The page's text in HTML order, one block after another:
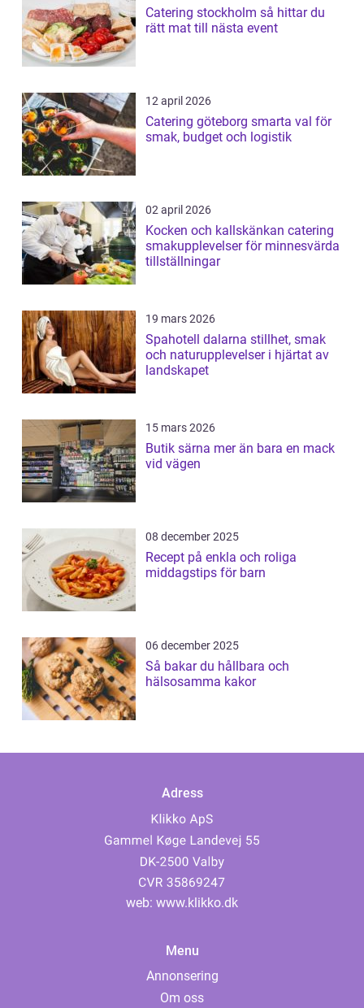
Catering stockholm så hittar du
rätt mat till nästa event
12 april 2026
Catering göteborg smarta val för
smak, budget och logistik
02 april 2026
Kocken och kallskänkan catering
smakupplevelser för minnesvärda
tillställningar
19 mars 2026
Spahotell dalarna stillhet, smak
och naturupplevelser i hjärtat av
landskapet
15 mars 2026
Butik särna mer än bara en mack
vid vägen
08 december 2025
Recept på enkla och roliga
middagstips för barn
06 december 2025
Så bakar du hållbara och
hälsosamma kakor
Adress
web: www.klikko.dk
Menu
Annonsering
Om oss